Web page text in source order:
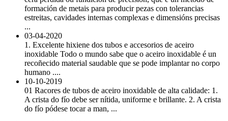
formación de metais para producir pezas con tolerancias
estreitas, cavidades internas complexas e dimensións precisas
...
03-04-2020
1. Excelente hixiene dos tubos e accesorios de aceiro
inoxidable Todo o mundo sabe que o aceiro inoxidable é un
recoñecido material saudable que se pode implantar no corpo
humano ....
10-10-2019
01 Racores de tubos de aceiro inoxidable de alta calidade: 1.
A crista do fío debe ser nítida, uniforme e brillante. 2. A crista
do fío pódese tocar a man, ...